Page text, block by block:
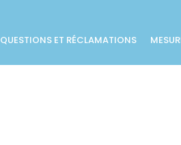
QUESTIONS ET RÉCLAMATIONS